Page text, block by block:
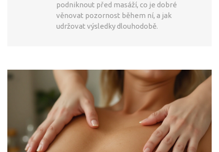
podniknout před masáží, co je dobré
věnovat pozornost během ní, a jak
udržovat výsledky dlouhodobě.